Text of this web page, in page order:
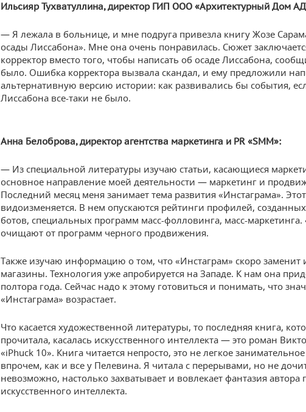
Ильсияр Тухватуллина, директор ГИП ООО «Архитектурный Дом
— Я лежала в больнице, и мне подруга привезла книгу Жозе
осады Лиссабона». Мне она очень понравилась. Сюжет
корректор вместо того, чтобы написать об осаде Лиссабона,
было. Ошибка корректора вызвала скандал, и ему предложили
альтернативную версию истории: как развивались бы события,
Лиссабона все-таки не было.
Анна Белоброва, директор агентства маркетинга и PR «SMM»:
— Из специальной литературы изучаю статьи, касающиеся
основное направление моей деятельности — маркетинг и
Последний месяц меня занимает тема развития «Инстаграма». Этот
видоизменяется. В нем опускаются рейтинги профилей,
ботов, специальных программ масс-фолловинга, масс-маркетинга.
очищают от программ черного продвижения.
Также изучаю информацию о том, что «Инстаграм» скоро заменит
магазины. Технология уже апробируется на Западе. К нам она
полтора года. Сейчас надо к этому готовиться и понимать, что
«Инстаграма» возрастает.
Что касается художественной литературы, то последняя книга,
прочитала, касалась искусственного интеллекта — это роман
«iPhuck 10». Книга читается непросто, это не легкое
впрочем, как и все у Пелевина. Я читала с перерывами, но не
невозможно, настолько захватывает и вовлекает фантазия автора
искусственного интеллекта.